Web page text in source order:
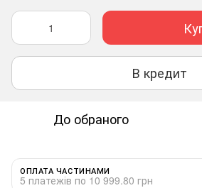
В кредит
До обраного
ОПЛАТА ЧАСТИНАМИ
5 платежів по 10 999.80 грн